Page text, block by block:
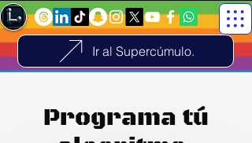
Ir al Supercúmulo.
Programa tú